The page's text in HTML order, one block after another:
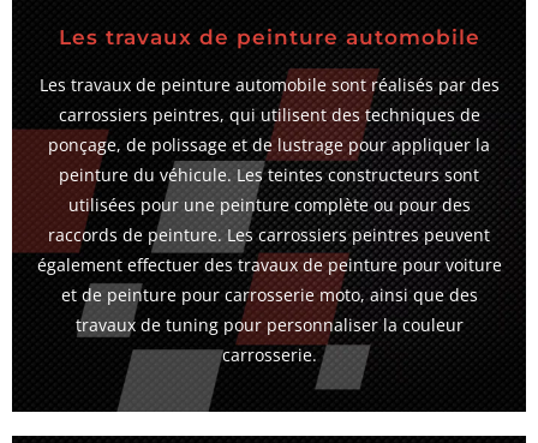
Les travaux de peinture automobile
Les travaux de peinture automobile sont réalisés par des
carrossiers peintres, qui utilisent des techniques de
ponçage, de polissage et de lustrage pour appliquer la
peinture du véhicule. Les teintes constructeurs sont
utilisées pour une peinture complète ou pour des
raccords de peinture. Les carrossiers peintres peuvent
également effectuer des travaux de peinture pour voiture
et de peinture pour carrosserie moto, ainsi que des
travaux de tuning pour personnaliser la couleur
carrosserie.